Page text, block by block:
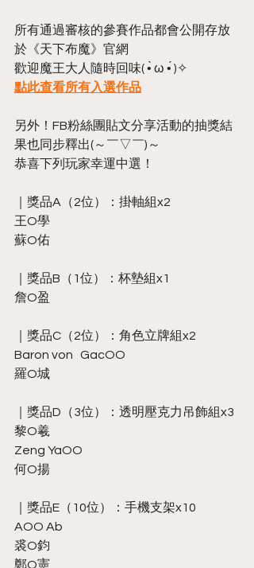
所有通過審核的參賽作品都會公開存放
於《天下布魔》官網
歡迎魔王大人隨時回味( •̀ ω •́ )✧
點此查看所有入選作品
另外！FB粉絲團貼文分享活動的抽獎結
果也同步釋出(～￣▽￣)～
恭喜下列玩家幸運中選！
｜獎品A（2位）：掛軸組x2
王O學
蘇O佑
｜獎品B（1位）：杯墊組x1
詹O盈
｜獎品C（2位）：角色立牌組x2
Baron von   GacOO
羅O城
｜獎品D（3位）：透明壓克力吊飾組x3
黎O羲
Zeng YaOO
何O揚
｜獎品E（10位）：手機支架x10
AOO Ab
裘O鈞
鄭O憲